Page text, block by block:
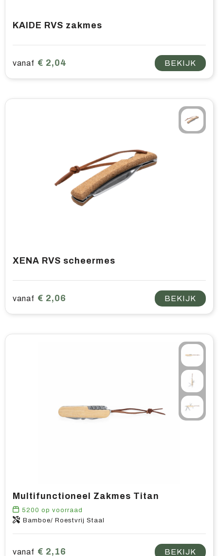
KAIDE RVS zakmes
vanaf € 2,04 BEKIJK
XENA RVS scheermes
vanaf € 2,06 BEKIJK
Multifunctioneel Zakmes Titan
5200 op voorraad
Bamboe/ Roestvrij Staal
vanaf € 2,16 BEKIJK